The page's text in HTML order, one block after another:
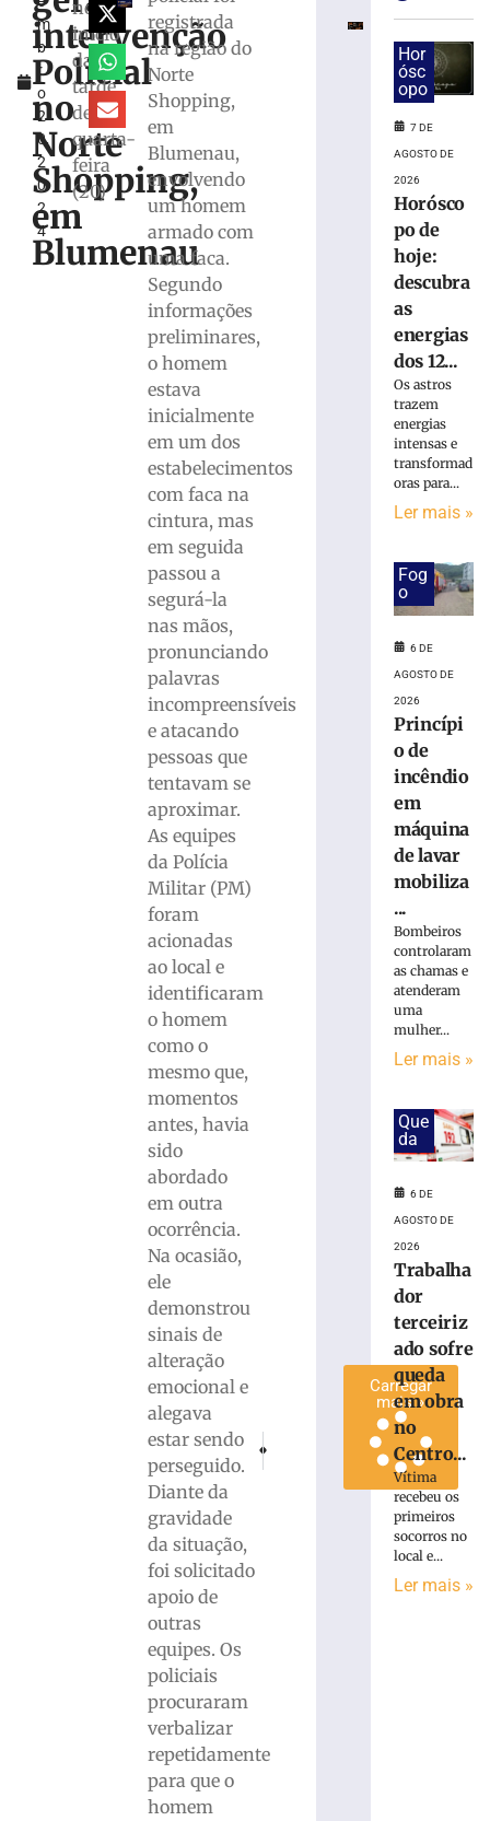
m
b
r
o
2
0,
2
0
2
4
intervenção
Policial
no
Norte
Shopping,
em
Blumenau
no
início
da
tarde
desta
quarta-
feira
(20)
registrada
na região do
Norte
Shopping,
em
Blumenau,
envolvendo
um homem
armado com
uma faca.
Segundo
informações
preliminares,
o homem
estava
inicialmente
em um dos
estabelecimentos
com faca na
cintura, mas
em seguida
passou a
segurá-la
nas mãos,
pronunciando
palavras
incompreensíveis
e atacando
pessoas que
tentavam se
aproximar.
As equipes
da Polícia
Militar (PM)
foram
acionadas
ao local e
identificaram
o homem
como o
mesmo que,
momentos
antes, havia
sido
abordado
em outra
ocorrência.
Na ocasião,
ele
demonstrou
sinais de
alteração
emocional e
alegava
estar sendo
perseguido.
Diante da
gravidade
da situação,
foi solicitado
apoio de
outras
equipes. Os
policiais
procuraram
verbalizar
repetidamente
para que o
homem
Mulher de 28 anos perde a vida
PRÓXIMO
Treino especial do Grupo do Bay reúne
máquina
mobiliza
Bombeiros,
Trabalhador
terceirizado
queda
Centro
Administrativo
Brusque
Funcionária
morre
ônibus
invadir
restaurante
margens
Papanduva
Carregar
mais »
Hor
ósc
opo
7 DE
AGOSTO DE
2026
Horósco
po de
hoje:
descubra
as
energias
dos 12...
Os astros
trazem
energias
intensas e
transformad
oras para...
Ler mais »
Fog
o
6 DE
AGOSTO DE
2026
Princípi
o de
incêndio
em
máquina
de lavar
mobiliza
...
Bombeiros
controlaram
as chamas e
atenderam
uma
mulher...
Ler mais »
Que
da
6 DE
AGOSTO DE
2026
Trabalha
dor
terceiriz
ado sofre
queda
em obra
no
Centro...
Vítima
recebeu os
primeiros
socorros no
local e...
Ler mais »